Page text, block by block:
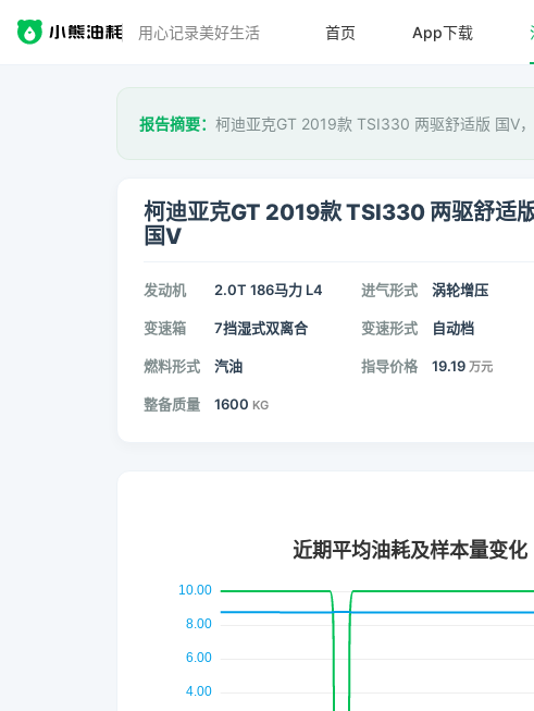
用心记录美好生活 首页 App下载
报告摘要： 柯迪亚克GT 2019款 TSI330 两驱舒适版 国V
柯迪亚克GT 2019款 TSI330 两驱舒适
国V
发动机 2.0T 186马力 L4 进气形式 涡轮增压
变速箱 7挡湿式双离合 变速形式 自动档
燃料形式 汽油 指导价格 19.19 万元
整备质量 1600 KG